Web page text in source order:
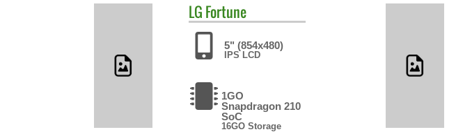
LG Fortune
5" (854x480)
IPS LCD
1GO
Snapdragon 210
SoC
16GO Storage